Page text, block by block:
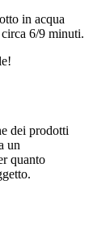
in acqua
6/9 minuti.
dei prodotti
un
quanto